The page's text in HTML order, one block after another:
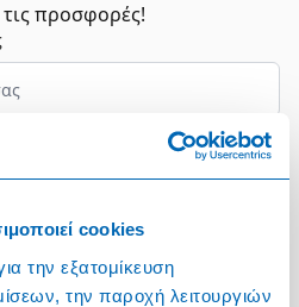
cookies
την εξατομίκευση
την παροχή λειτουργιών
προσφορές!